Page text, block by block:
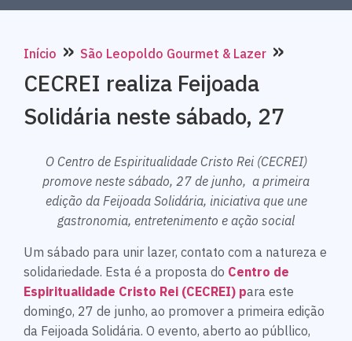
Início » São Leopoldo Gourmet & Lazer »
CECREI realiza Feijoada
Solidária neste sábado, 27
O Centro de Espiritualidade Cristo Rei (CECREI)
promove neste sábado, 27 de junho, a primeira
edição da Feijoada Solidária, iniciativa que une
gastronomia, entretenimento e ação social
Um sábado para unir lazer, contato com a natureza e
solidariedade. Esta é a proposta do Centro de
Espiritualidade Cristo Rei (CECREI) para este
domingo, 27 de junho, ao promover a primeira edição
da Feijoada Solidária. O evento, aberto ao públlico,